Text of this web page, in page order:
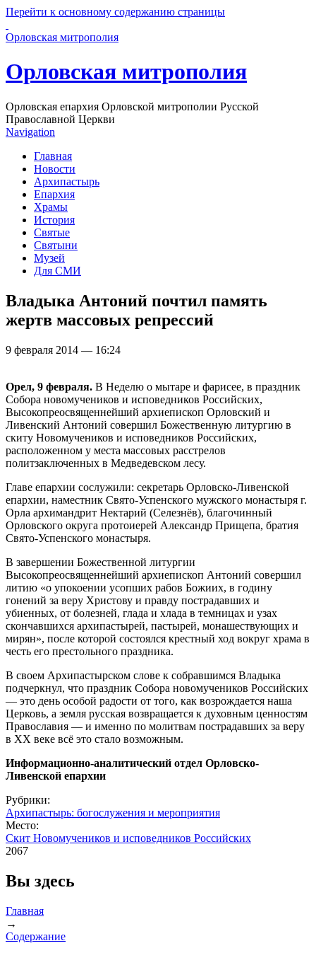
Перейти к основному содержанию страницы
Орловская митрополия
Орловская митрополия
Орловская епархия Орловской митрополии Русской
Православной Церкви
Navigation
Главная
Новости
Архипастырь
Епархия
Храмы
История
Святые
Святыни
Музей
Для СМИ
Владыка Антоний почтил память
жертв массовых репрессий
9 февраля 2014 — 16:24
Орел, 9 февраля. В Неделю о мытаре и фарисее, в праздник
Собора новомучеников и исповедников Российских,
Высокопреосвященнейший архиепископ Орловский и
Ливенский Антоний совершил Божественную литургию в
скиту Новомучеников и исповедников Российских,
расположенном у места массовых расстрелов
политзаключенных в Медведевском лесу.
Главе епархии сослужили: секретарь Орловско-Ливенской
епархии, наместник Свято-Успенского мужского монастыря г.
Орла архимандрит Нектарий (Селезнёв), благочинный
Орловского округа протоиерей Александр Прищепа, братия
Свято-Успенского монастыря.
В завершении Божественной литургии
Высокопреосвященнейший архиепископ Антоний совершил
литию «о упокоении усопших рабов Божиих, в годину
гонений за веру Христову и правду пострадавших и
убиенных, от болезней, глада и хлада в темницах и узах
скончавшихся архипастырей, пастырей, монашествующих и
мирян», после которой состоялся крестный ход вокруг храма в
честь его престольного праздника.
В своем Архипастырском слове к собравшимся Владыка
подчеркнул, что праздник Собора новомучеников Российских
— это день особой радости от того, как возрождается наша
Церковь, а земля русская возвращается к духовным ценностям
Православия — и именно по молитвам пострадавших за веру
в XX веке всё это стало возможным.
Информационно-аналитический отдел Орловско-
Ливенской епархии
Рубрики:
Архипастырь: богослужения и мероприятия
Место:
Скит Новомучеников и исповедников Российских
2067
Вы здесь
Главная
→
Содержание